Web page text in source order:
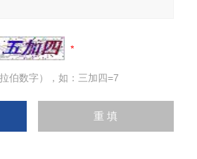
伯数字），如：三加四=7